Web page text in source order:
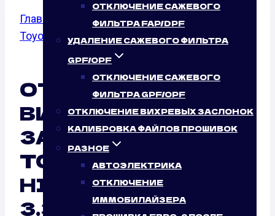
ОТКЛЮЧЕНИЕ САЖЕВОГО
ФИЛЬТРА FAP/DPF
УДАЛЕНИЕ САЖЕВОГО ФИЛЬТРА
GPF/OPF
ОТКЛЮЧЕНИЕ САЖЕВОГО
ФИЛЬТРА GPF/OPF
ОТКЛЮЧЕНИЕ ВИХРЕВЫХ ЗАСЛОНОК
КАЛИБРОВКА ФАЙЛОВ ПРОШИВОК
РАЗНОЕ
АВТОЭЛЕКТРИКА
ОТКЛЮЧЕНИЕ
ИММОБИЛАЙЗЕРА
Главная Отключение вихревых заслонок
Toyota
/ 3.3
ОТКЛЮЧЕНИЕ
ВИХРЕВЫХ
ЗАСЛОНОК
TOYOTA
HIGHLANDER U20
3.3 (218 Л.С.): ТАК